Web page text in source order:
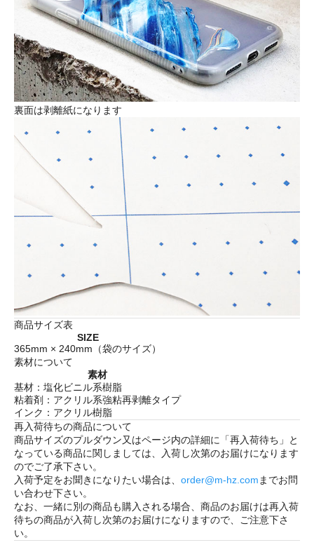
裏面は剥離紙になります
商品サイズ表
SIZE
365mm × 240mm（袋のサイズ）
素材について
素材
基材：塩化ビニル系樹脂
粘着剤：アクリル系強粘再剥離タイプ
インク：アクリル樹脂
再入荷待ちの商品について
商品サイズのプルダウン又はページ内の詳細に「再入荷待ち 」と
なっている商品に関しましては、入荷し次第のお届けになります
のでご了承下さい。
入荷予定をお聞きになりたい場合は、 order@m-hz.comまでお問
い合わせ下さい。
なお、一緒に別の商品も購入される場合、商品のお届けは再入荷
待ちの商品が入荷し次第のお届けになりますので、ご注意下さ
い。